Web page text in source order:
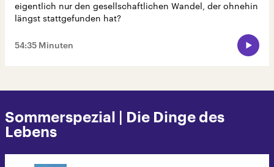
eigentlich nur den gesellschaftlichen Wandel, der ohnehin
längst stattgefunden hat?
54:35 Minuten
Sommerspezial | Die Dinge des
Lebens